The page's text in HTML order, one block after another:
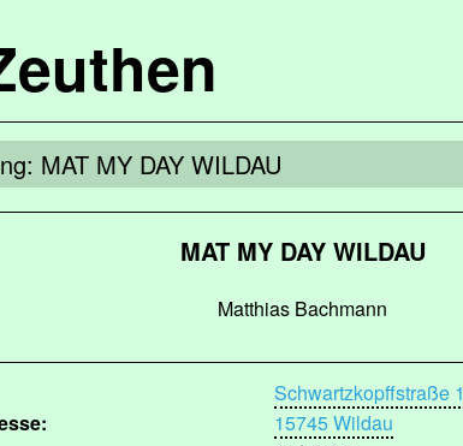
MAT MY DAY WILDAU
MAT MY DAY WILDAU
Matthias Bachmann
Schwartzkopffstraße 1
15745 Wildau